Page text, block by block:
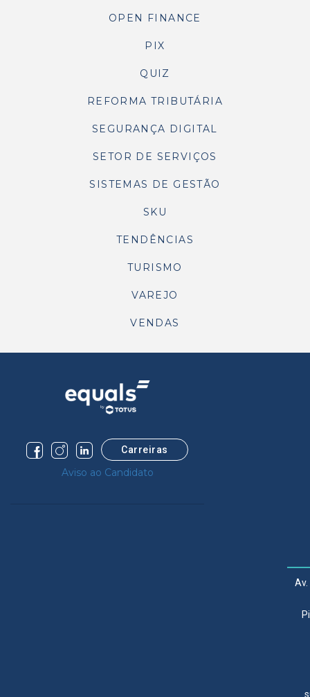
OPEN FINANCE
PIX
QUIZ
REFORMA TRIBUTÁRIA
SEGURANÇA DIGITAL
SETOR DE SERVIÇOS
SISTEMAS DE GESTÃO
SKU
TENDÊNCIAS
TURISMO
VAREJO
VENDAS
Carreiras
Aviso ao Candidato